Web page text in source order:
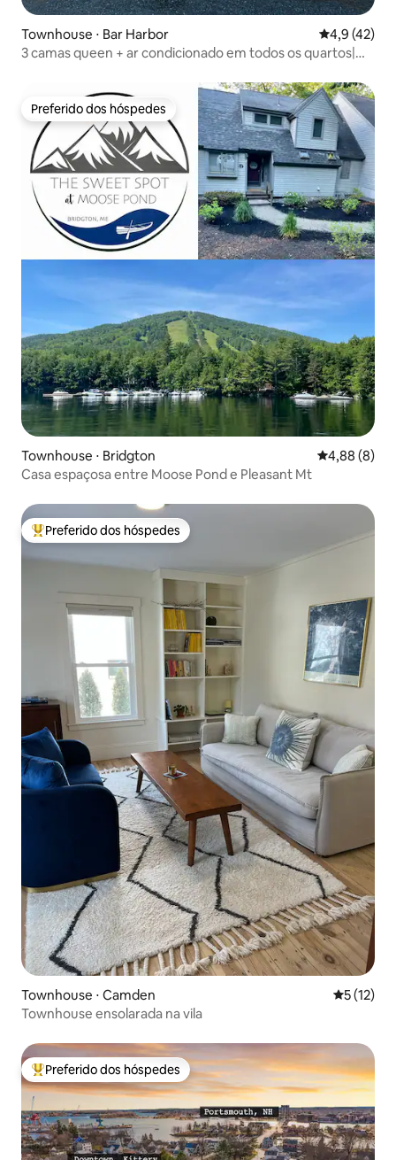
Townhouse ⋅ Bar Harbor 4,9 de uma
4,9 (42)
3 camas queen + ar condicionado em todos os quartos|
Preferido dos hóspedes
Preferido dos hóspedes
Townhouse ⋅ Bridgton 4,88 de uma
4,88 (8)
Casa espaçosa entre Moose Pond e Pleasant Mt
Entre os melhores preferidos dos hóspedes
Preferido dos hóspedes
Townhouse ⋅ Camden 5 de uma
5 (12)
Townhouse ensolarada na vila
Entre os melhores preferidos dos hóspedes
Preferido dos hóspedes